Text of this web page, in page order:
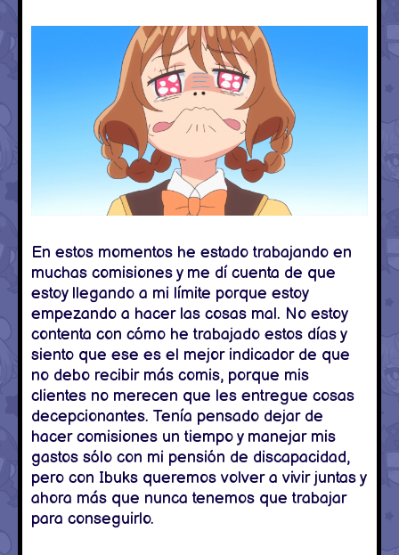
En estos momentos he estado trabajando en
muchas comisiones y me dí cuenta de que
estoy llegando a mi límite porque estoy
empezando a hacer las cosas mal. No estoy
contenta con cómo he trabajado estos días y
siento que ese es el mejor indicador de que
no debo recibir más comis, porque mis
clientes no merecen que les entregue cosas
decepcionantes. Tenía pensado dejar de
hacer comisiones un tiempo y manejar mis
gastos sólo con mi pensión de discapacidad,
pero con Ibuks queremos volver a vivir juntas y
ahora más que nunca tenemos que trabajar
para conseguirlo.